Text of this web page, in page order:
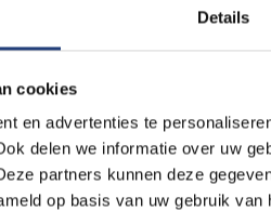
Details
cookies
en advertenties te
delen we informatie over uw
partners kunnen deze
op basis van uw gebruik van
*
URL van de pagina waar je de fout zag.
www.vub.be/nl/studeren-aan-de-vub/alle-